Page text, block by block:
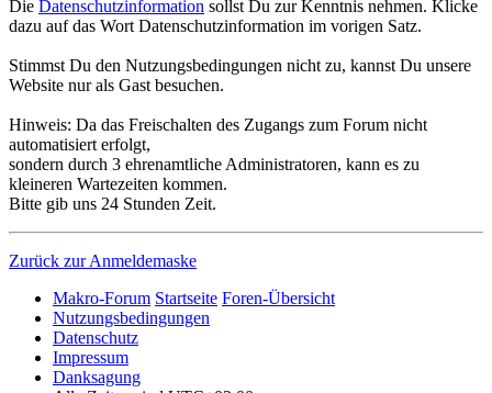
Die Datenschutzinformation sollst Du zur Kenntnis nehmen. Klicke
dazu auf das Wort Datenschutzinformation im vorigen Satz.
Stimmst Du den Nutzungsbedingungen nicht zu, kannst Du unsere
Website nur als Gast besuchen.
Hinweis: Da das Freischalten des Zugangs zum Forum nicht
automatisiert erfolgt,
sondern durch 3 ehrenamtliche Administratoren, kann es zu
kleineren Wartezeiten kommen.
Bitte gib uns 24 Stunden Zeit.
Zurück zur Anmeldemaske
Makro-Forum Startseite Foren-Übersicht
Nutzungsbedingungen
Datenschutz
Impressum
Danksagung